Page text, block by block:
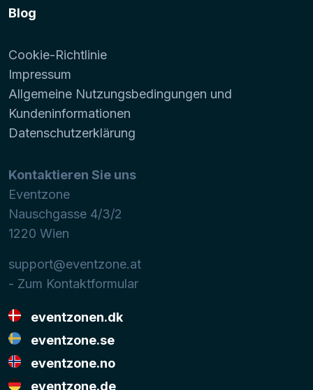
Blog
Cookie-Richtlinie
Impressum
Allgemeine Nutzungsbedingungen und
Kundeninformationen
Datenschutzerklärung
Kontaktieren Sie uns
Eventzone
Nauschgasse 4/3/2
1220 Wien
support@eventzone.at
- Zum Kontaktformular
eventzonen.dk
eventzone.se
eventzone.no
eventzone.de